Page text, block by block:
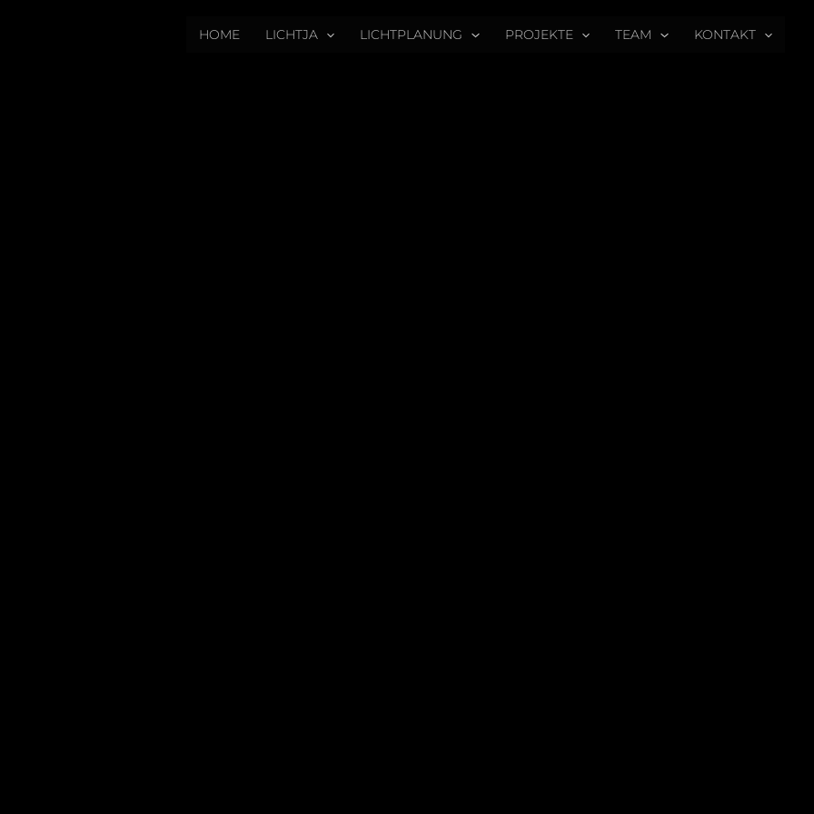
HOME LICHTJA LICHTPLANUNG PROJEKTE TEAM KONTAKT